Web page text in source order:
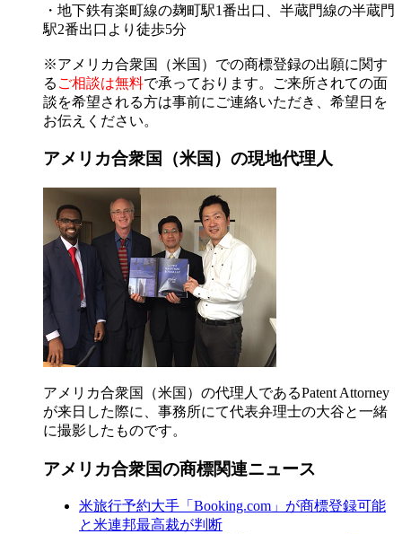
・地下鉄有楽町線の麹町駅1番出口、半蔵門線の半蔵門
駅2番出口より徒歩5分
※アメリカ合衆国（米国）での商標登録の出願に関す
る ご相談は無料で承っております。ご来所されての面
談を希望される方は事前にご連絡いただき、希望日を
お伝えください。
アメリカ合衆国（米国）の現地代理人
アメリカ合衆国（米国）の代理人であるPatent Attorney
が来日した際に、事務所にて代表弁理士の大谷と一緒
に撮影したものです。
アメリカ合衆国の商標関連ニュース
米旅行予約大手「Booking.com」が商標登録可能
と米連邦最高裁が判断